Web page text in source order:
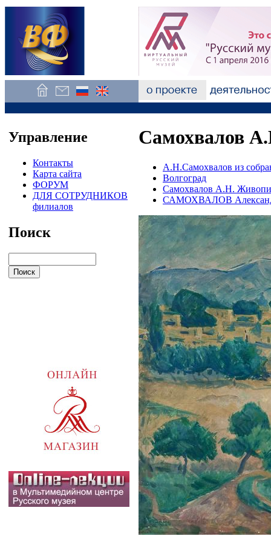
Управление
Контакты
Карта сайта
ФОРУМ
ДЛЯ СОТРУДНИКОВ
филиалов
Поиск
Самохвалов
А.Н.Самохвалов из
Волгоград
Самохвалов А.Н.
САМОХВАЛОВ